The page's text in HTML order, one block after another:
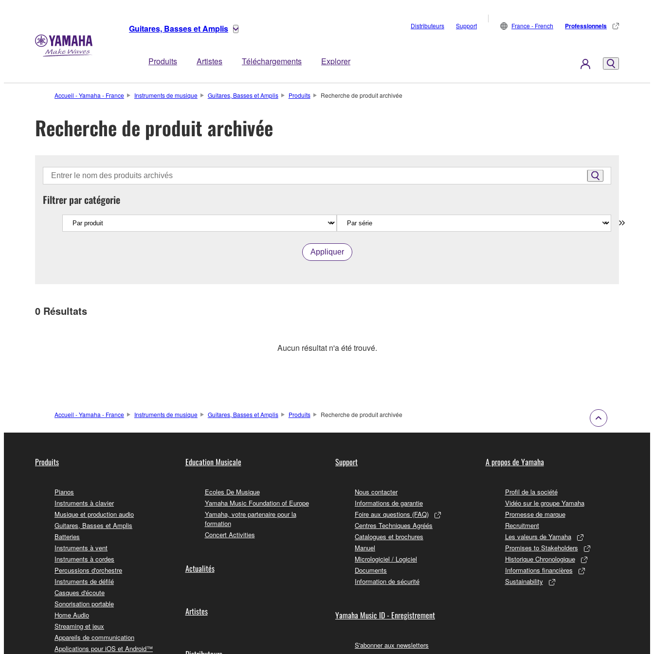
Guitares, Basses et Amplis
Produits Artistes Téléchargements Explorer
Distributeurs Support France - French Professionnels
Accueil - Yamaha - France Instruments de musique Guitares, Basses et Amplis Produits Recherche de produit archivée
Recherche de produit archivée
Filtrer par catégorie
Appliquer
0 Résultats
Aucun résultat n'a été trouvé.
Accueil - Yamaha - France Instruments de musique Guitares, Basses et Amplis Produits Recherche de produit archivée
Produits
Pianos
Instruments à clavier
Musique et production audio
Guitares, Basses et Amplis
Batteries
Instruments à vent
Instruments à cordes
Percussions d'orchestre
Instruments de défilé
Casques d'écoute
Sonorisation portable
Home Audio
Streaming et jeux
Appareils de communication
Applications pour iOS et Android™
Education Musicale
Ecoles De Musique
Yamaha Music Foundation of Europe
Yamaha, votre partenaire pour la
formation
Concert Activities
Actualités
Artistes
Support
Nous contacter
Informations de garantie
Foire aux questions (FAQ)
Centres Techniques Agréés
Catalogues et brochures
Manuel
Micrologiciel / Logiciel
Documents
Information de sécurité
Yamaha Music ID - Enregistrement
S'abonner aux newsletters
A propos de Yamaha
Profil de la société
Vidéo sur le groupe Yamaha
Promesse de marque
Recruitment
Les valeurs de Yamaha
Promises to Stakeholders
Historique Chronologique
Informations financières
Sustainability